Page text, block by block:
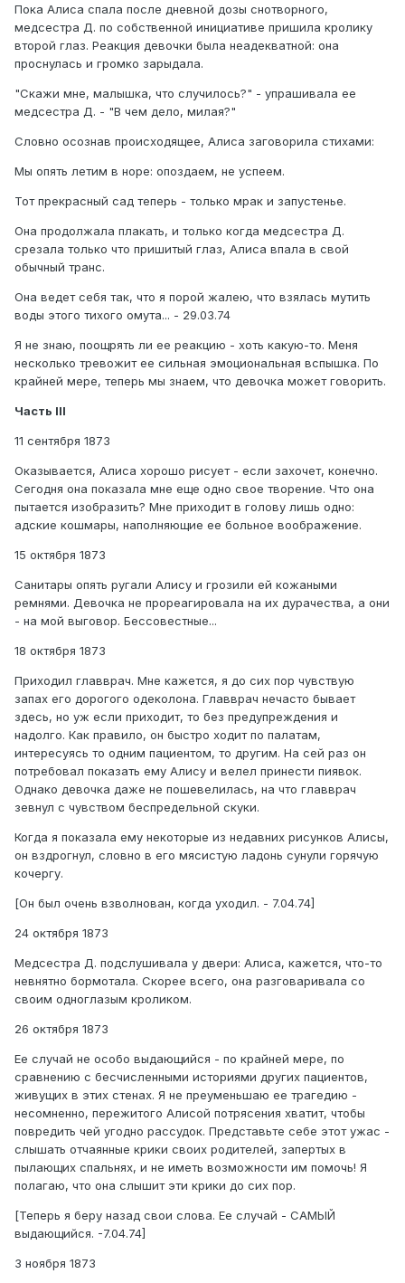
Пока Алиса спала после дневной дозы снотворного,
медсестра Д. по собственной инициативе пришила кролику
второй глаз. Реакция девочки была неадекватной: она
проснулась и громко зарыдала.
"Скажи мне, малышка, что случилось?" - упрашивала ее
медсестра Д. - "В чем дело, милая?"
Словно осознав происходящее, Алиса заговорила стихами:
Мы опять летим в норе: опоздаем, не успеем.
Тот прекрасный сад теперь - только мрак и запустенье.
Она продолжала плакать, и только когда медсестра Д.
срезала только что пришитый глаз, Алиса впала в свой
обычный транс.
Она ведет себя так, что я порой жалею, что взялась мутить
воды этого тихого омута... - 29.03.74
Я не знаю, поощрять ли ее реакцию - хоть какую-то. Меня
несколько тревожит ее сильная эмоциональная вспышка. По
крайней мере, теперь мы знаем, что девочка может говорить.
Часть III
11 сентября 1873
Оказывается, Алиса хорошо рисует - если захочет, конечно.
Сегодня она показала мне еще одно свое творение. Что она
пытается изобразить? Мне приходит в голову лишь одно:
адские кошмары, наполняющие ее больное воображение.
15 октября 1873
Санитары опять ругали Алису и грозили ей кожаными
ремнями. Девочка не прореагировала на их дурачества, а они
- на мой выговор. Бессовестные...
18 октября 1873
Приходил главврач. Мне кажется, я до сих пор чувствую
запах его дорогого одеколона. Главврач нечасто бывает
здесь, но уж если приходит, то без предупреждения и
надолго. Как правило, он быстро ходит по палатам,
интересуясь то одним пациентом, то другим. На сей раз он
потребовал показать ему Алису и велел принести пиявок.
Однако девочка даже не пошевелилась, на что главврач
зевнул с чувством беспредельной скуки.
Когда я показала ему некоторые из недавних рисунков Алисы,
он вздрогнул, словно в его мясистую ладонь сунули горячую
кочергу.
[Он был очень взволнован, когда уходил. - 7.04.74]
24 октября 1873
Медсестра Д. подслушивала у двери: Алиса, кажется, что-то
невнятно бормотала. Скорее всего, она разговаривала со
своим одноглазым кроликом.
26 октября 1873
Ее случай не особо выдающийся - по крайней мере, по
сравнению с бесчисленными историями других пациентов,
живущих в этих стенах. Я не преуменьшаю ее трагедию -
несомненно, пережитого Алисой потрясения хватит, чтобы
повредить чей угодно рассудок. Представьте себе этот ужас -
слышать отчаянные крики своих родителей, запертых в
пылающих спальнях, и не иметь возможности им помочь! Я
полагаю, что она слышит эти крики до сих пор.
[Теперь я беру назад свои слова. Ее случай - САМЫЙ
выдающийся. -7.04.74]
3 ноября 1873